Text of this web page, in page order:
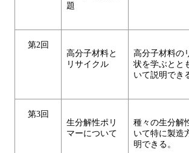
題
第2回
高分子材料と
リサイクル
高分子材料の
状を学ぶとと
いて説明でき
第3回
生分解性ポリ
マーについて
種々の生分解
いて特に製造
明できる。